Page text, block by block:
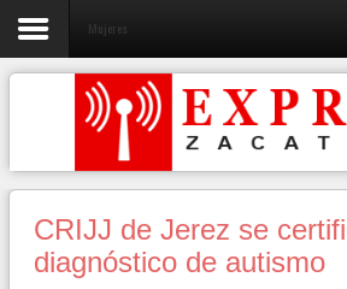
Mujeres
CRIJJ de Jerez se
diagnóstico de autismo